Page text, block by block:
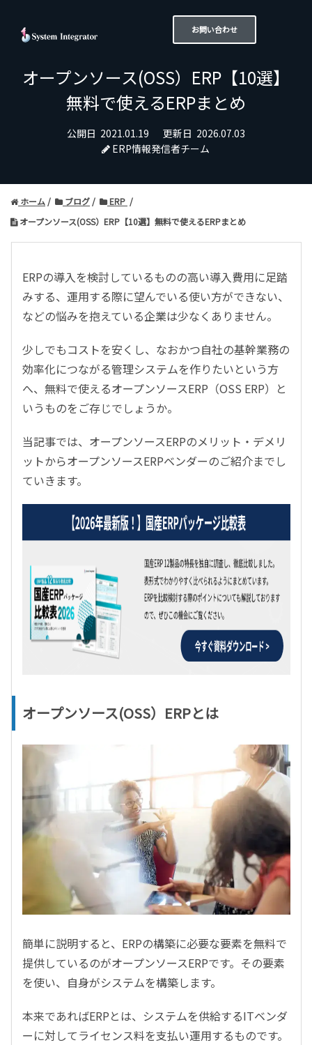
お問い合わせ
オープンソース(OSS）ERP【10選】
無料で使えるERPまとめ
公開日 2021.01.19 更新日 2026.07.03
ERP情報発信者チーム
ホーム ブログ
ERP
オープンソース(OSS）ERP【10選】無料で使えるERPまとめ
ERPの導入を検討しているものの高い導入費用に足踏
みする、運用する際に望んでいる使い方ができない、
などの悩みを抱えている企業は少なくありません。
少しでもコストを安くし、なおかつ自社の基幹業務の
効率化につながる管理システムを作りたいという方
へ、無料で使えるオープンソースERP（OSS ERP）と
いうものをご存じでしょうか。
当記事では、オープンソースERPのメリット・デメリ
ットからオープンソースERPベンダーのご紹介までし
ていきます。
オープンソース(OSS）ERPとは
簡単に説明すると、ERPの構築に必要な要素を無料で
提供しているのがオープンソースERPです。その要素
を使い、自身がシステムを構築します。
本来であればERPとは、システムを供給するITベンダ
ーに対してライセンス料を支払い運用するものです。